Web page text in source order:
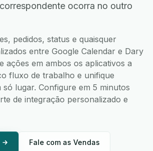
ocorra no outro
pedidos, status e quaisquer
entre Google Calendar e Dary
ações em ambos os aplicativos a
fluxo de trabalho e unifique
lugar. Configure em 5 minutos
de integração personalizado e
Fale com as Vendas